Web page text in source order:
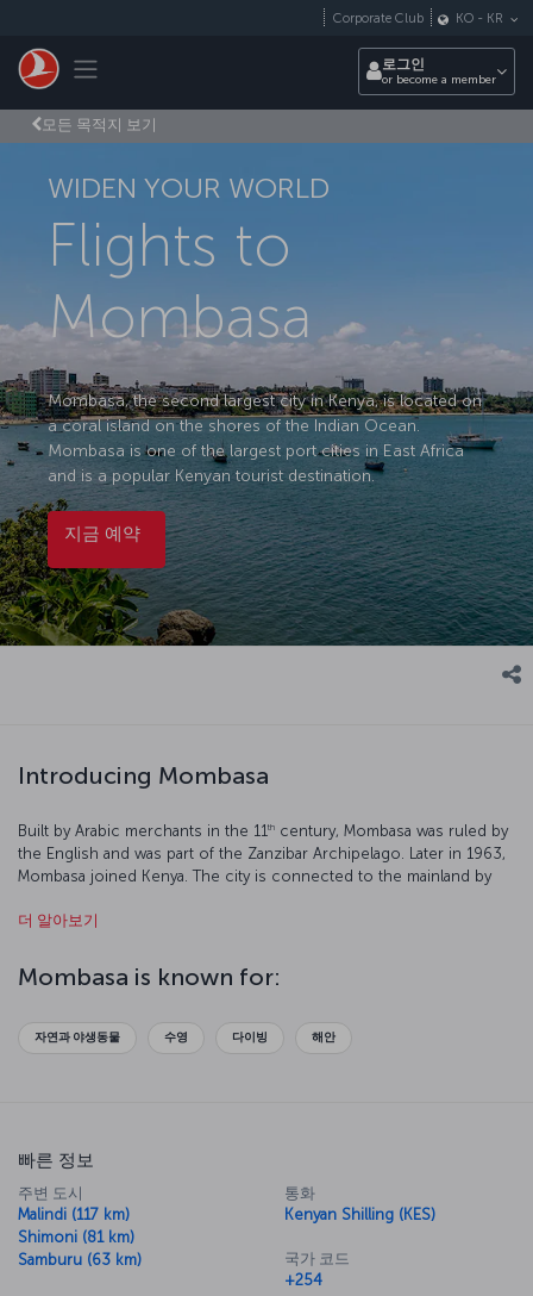
Toggle navigation
Corporate Club KO - KR
로그인
or become a member
모든 목적지 보기
WIDEN YOUR WORLD
Flights to
Mombasa
Mombasa, the second largest city in Kenya, is located on
a coral island on the shores of the Indian Ocean.
Mombasa is one of the largest port cities in East Africa
and is a popular Kenyan tourist destination.
지금 예약
Introducing Mombasa
Built by Arabic merchants in the 11th century, Mombasa was ruled by
the English and was part of the Zanzibar Archipelago. Later in 1963,
Mombasa joined Kenya. The city is connected to the mainland by
magnificent beaches which are surrounded by palm trees and make
더 알아보기
Mombasa is known for:
자연과 야생동물 수영 다이빙 해안
빠른 정보
주변 도시
Malindi (117 km)
Shimoni (81 km)
Samburu (63 km)
통화
Kenyan Shilling (KES)
국가 코드
+254